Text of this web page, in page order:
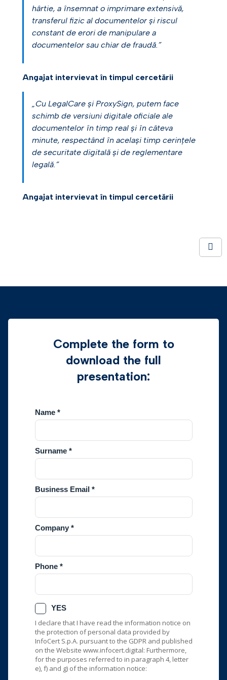
hârtie, a însemnat o imprimare extensivă,
transferul fizic al documentelor și riscul
constant de erori de manipulare a
documentelor sau chiar de fraudă.”
Angajat intervievat în timpul cercetării
„Cu LegalCare și ProxySign, putem face
schimb de versiuni digitale oficiale ale
documentelor în timp real și în câteva
minute, respectând în același timp cerințele
de securitate digitală și de reglementare
legală.”
Angajat intervievat în timpul cercetării
Complete the form to
download the full
presentation: